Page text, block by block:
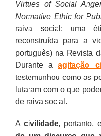
Virtues of Social
Normative Ethic for
raiva social: uma
reconstruída para a
português) na Revista
Durante aagitação
testemunhou como as
lutaram com o que
de raiva social.
Acivilidade, portanto,